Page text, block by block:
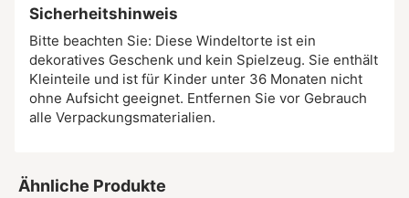
Sicherheitshinweis
Bitte beachten Sie: Diese Windeltorte ist ein
dekoratives Geschenk und kein Spielzeug. Sie enthält
Kleinteile und ist für Kinder unter 36 Monaten nicht
ohne Aufsicht geeignet. Entfernen Sie vor Gebrauch
alle Verpackungsmaterialien.
Ähnliche Produkte